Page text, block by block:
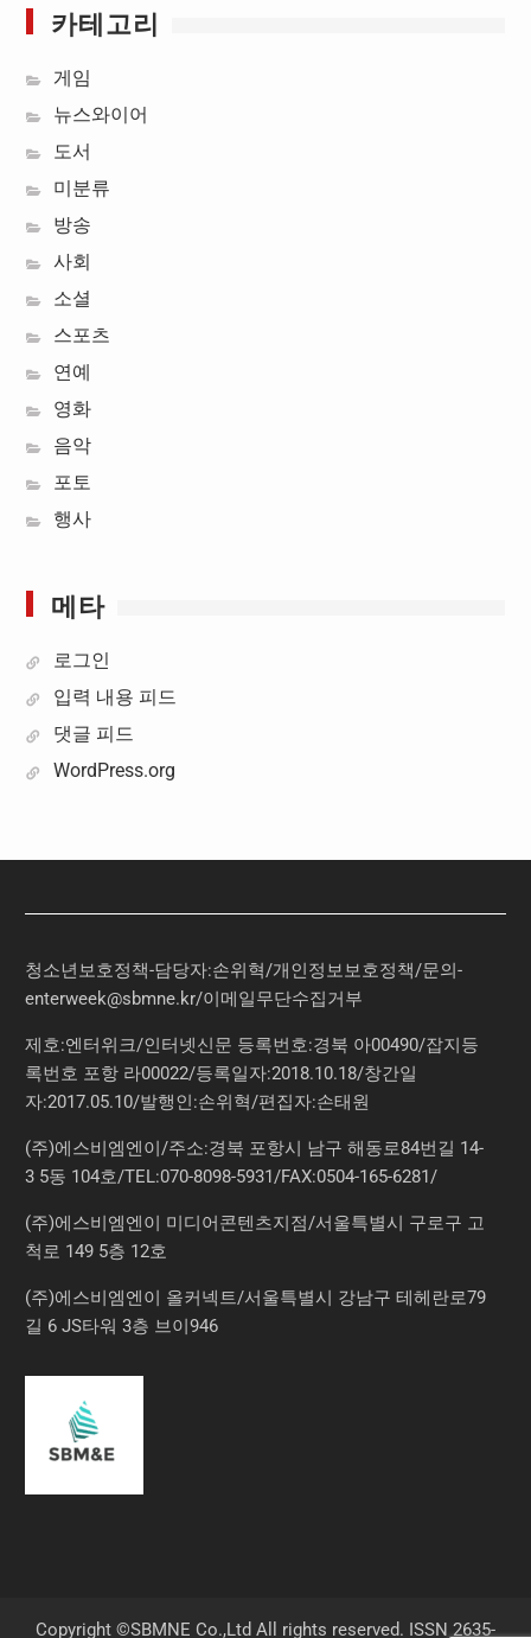
카테고리
게임
뉴스와이어
도서
미분류
방송
사회
소셜
스포츠
연예
영화
음악
포토
행사
메타
로그인
입력 내용 피드
댓글 피드
WordPress.org
청소년보호정책-담당자:손위혁/개인정보보호정책/문의-
enterweek@sbmne.kr/이메일무단수집거부
제호:엔터위크/인터넷신문 등록번호:경북 아00490/잡지등
록번호 포항 라00022/등록일자:2018.10.18/창간일
자:2017.05.10/발행인:손위혁/편집자:손태원
(주)에스비엠엔이/주소:경북 포항시 남구 해동로84번길 14-
3 5동 104호/TEL:070-8098-5931/FAX:0504-165-6281/
(주)에스비엠엔이 미디어콘텐츠지점/서울특별시 구로구 고
척로 149 5층 12호
(주)에스비엠엔이 올커넥트/서울특별시 강남구 테헤란로79
길 6 JS타워 3층 브이946
Copyright ©SBMNE Co.,Ltd All rights reserved. ISSN 2635-